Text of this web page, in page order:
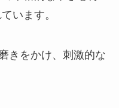
います。
きをかけ、刺激的な